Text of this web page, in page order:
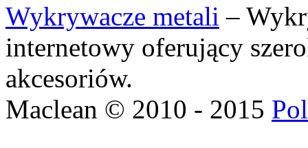
Wykrywacze metali –
internetowy oferujący
akcesoriów.
Maclean © 2010 - 2015